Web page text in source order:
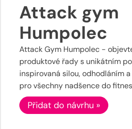
Attack gym
Humpolec
Attack Gym Humpolec -
produktové řady s unikátním
inspirovaná silou, odhodláním
pro všechny nadšence do
Přidat do návrhu »